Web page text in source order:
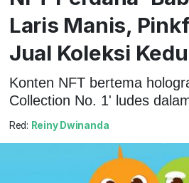
Laris Manis,
Jual Koleksi
Konten NFT bertema
Collection No. 1' ludes
Red: Reiny Dwinanda